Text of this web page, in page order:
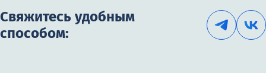
Свяжитесь удобным
способом: